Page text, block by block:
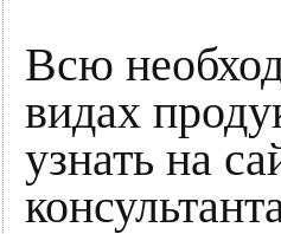
Всю
видах
узнать на